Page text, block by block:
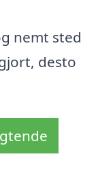
nemt sted
desto